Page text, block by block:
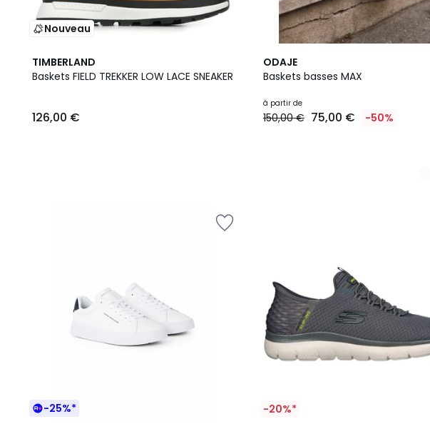
Nouveau
TIMBERLAND
Baskets FIELD TREKKER LOW LACE SNEAKER
126,00 €
ODAJE
Baskets basses MAX
à partir de
150,00 € 75,00 € -50%
6
Couleurs
-25%* -20%*